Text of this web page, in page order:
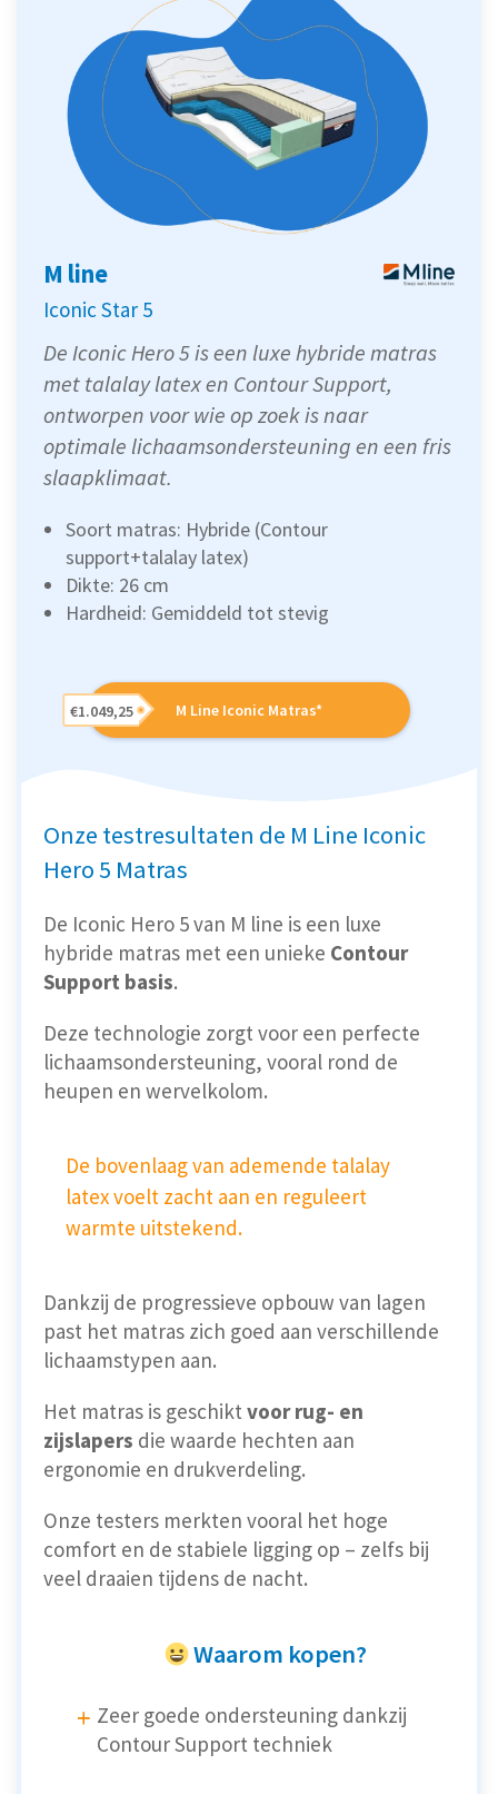
M line
Iconic Star 5
De Iconic Hero 5 is een luxe hybride matras
met talalay latex en Contour Support,
ontworpen voor wie op zoek is naar
optimale lichaamsondersteuning en een fris
slaapklimaat.
Soort matras: Hybride (Contour
support+talalay latex)
Dikte: 26 cm
Hardheid: Gemiddeld tot stevig
M Line Iconic Matras*
€1.049,25
Onze testresultaten de M Line Iconic
Hero 5 Matras
De Iconic Hero 5 van M line is een luxe
hybride matras met een unieke Contour
Support basis.
Deze technologie zorgt voor een perfecte
lichaamsondersteuning, vooral rond de
heupen en wervelkolom.
De bovenlaag van ademende talalay
latex voelt zacht aan en reguleert
warmte uitstekend.
Dankzij de progressieve opbouw van lagen
past het matras zich goed aan verschillende
lichaamstypen aan.
Het matras is geschikt voor rug- en
zijslapers die waarde hechten aan
ergonomie en drukverdeling.
Onze testers merkten vooral het hoge
comfort en de stabiele ligging op – zelfs bij
veel draaien tijdens de nacht.
Waarom kopen?
Zeer goede ondersteuning dankzij
Contour Support techniek